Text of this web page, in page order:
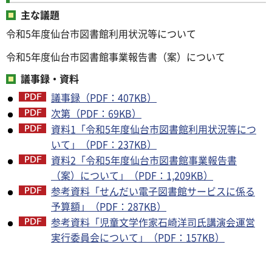
主な議題
令和5年度仙台市図書館利用状況等について
令和5年度仙台市図書館事業報告書（案）について
議事録・資料
議事録（PDF：407KB）
次第（PDF：69KB）
資料1「令和5年度仙台市図書館利用状況等につ
いて」（PDF：237KB）
資料2「令和5年度仙台市図書館事業報告書
（案）について」（PDF：1,209KB）
参考資料「せんだい電子図書館サービスに係る
予算額」（PDF：287KB）
参考資料「児童文学作家石崎洋司氏講演会運営
実行委員会について」（PDF：157KB）